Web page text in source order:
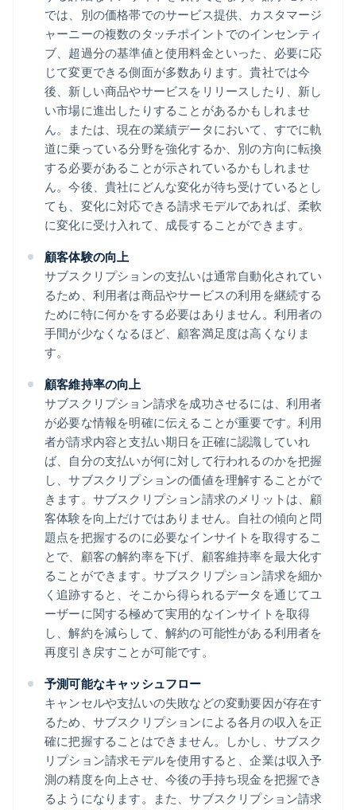
では、別の価格帯でのサービス提供、カスタマージ
ャーニーの複数のタッチポイントでのインセンティ
ブ、超過分の基準値と使用料金といった、必要に応
じて変更できる側面が多数あります。貴社では今
後、新しい商品やサービスをリリースしたり、新し
い市場に進出したりすることがあるかもしれませ
ん。または、現在の業績データにおいて、すでに軌
道に乗っている分野を強化するか、別の方向に転換
する必要があることが示されているかもしれませ
ん。今後、貴社にどんな変化が待ち受けているとし
ても、変化に対応できる請求モデルであれば、柔軟
に変化に受け入れて、成長することができます。
顧客体験の向上
サブスクリプションの支払いは通常自動化されてい
るため、利用者は商品やサービスの利用を継続する
ために特に何かをする必要はありません。利用者の
手間が少なくなるほど、顧客満足度は高くなりま
す。
顧客維持率の向上
サブスクリプション請求を成功させるには、利用者
が必要な情報を明確に伝えることが重要です。利用
者が請求内容と支払い期日を正確に認識していれ
ば、自分の支払いが何に対して行われるのかを把握
し、サブスクリプションの価値を理解することがで
きます。サブスクリプション請求のメリットは、顧
客体験を向上だけではありません。自社の傾向と問
題点を把握するのに必要なインサイトを取得するこ
とで、顧客の解約率を下げ、顧客維持率を最大化す
ることができます。サブスクリプション請求を細か
く追跡すると、そこから得られるデータを通じてユ
ーザーに関する極めて実用的なインサイトを取得
し、解約を減らして、解約の可能性がある利用者を
再度引き戻すことが可能です。
予測可能なキャッシュフロー
キャンセルや支払いの失敗などの変動要因が存在す
るため、サブスクリプションによる各月の収入を正
確に把握することはできません。しかし、サブスク
リプション請求モデルを使用すると、企業は収入予
測の精度を向上させ、今後の手持ち現金を把握でき
るようになります。また、サブスクリプション請求